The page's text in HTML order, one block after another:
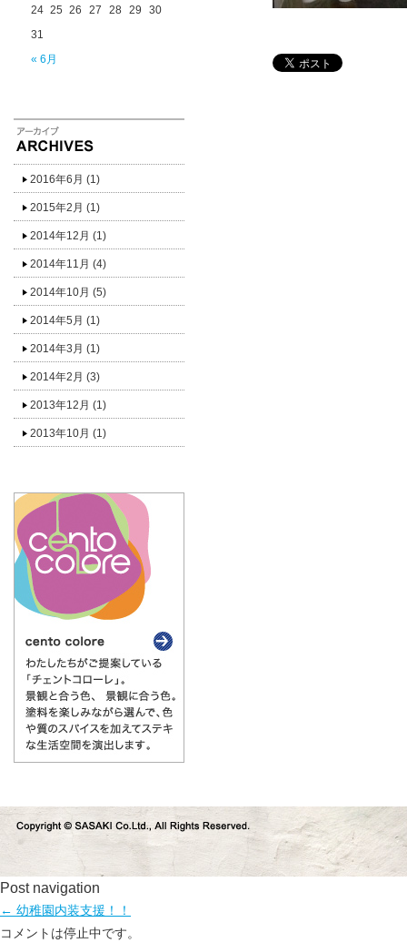
« 6月
24 25 26 27 28 29
30
31
2016年6月 (1)
2015年2月 (1)
2014年12月 (1)
2014年11月 (4)
2014年10月 (5)
2014年5月 (1)
2014年3月 (1)
2014年2月 (3)
2013年12月 (1)
2013年10月 (1)
Post navigation
← 幼稚園内装支援！！
コメントは停止中です。